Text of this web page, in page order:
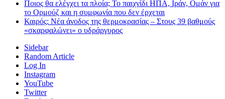
Ποιος θα ελέγχει τα πλοία; Το παιχνίδι ΗΠΑ, Ιράν, Ομάν για
το Ορμούζ και η συμφωνία που δεν έρχεται
Καιρός: Νέα άνοδος της θερμοκρασίας – Στους 39 βαθμούς
«σκαρφαλώνει» ο υδράργυρος
Sidebar
Random Article
Log In
Instagram
YouTube
Twitter